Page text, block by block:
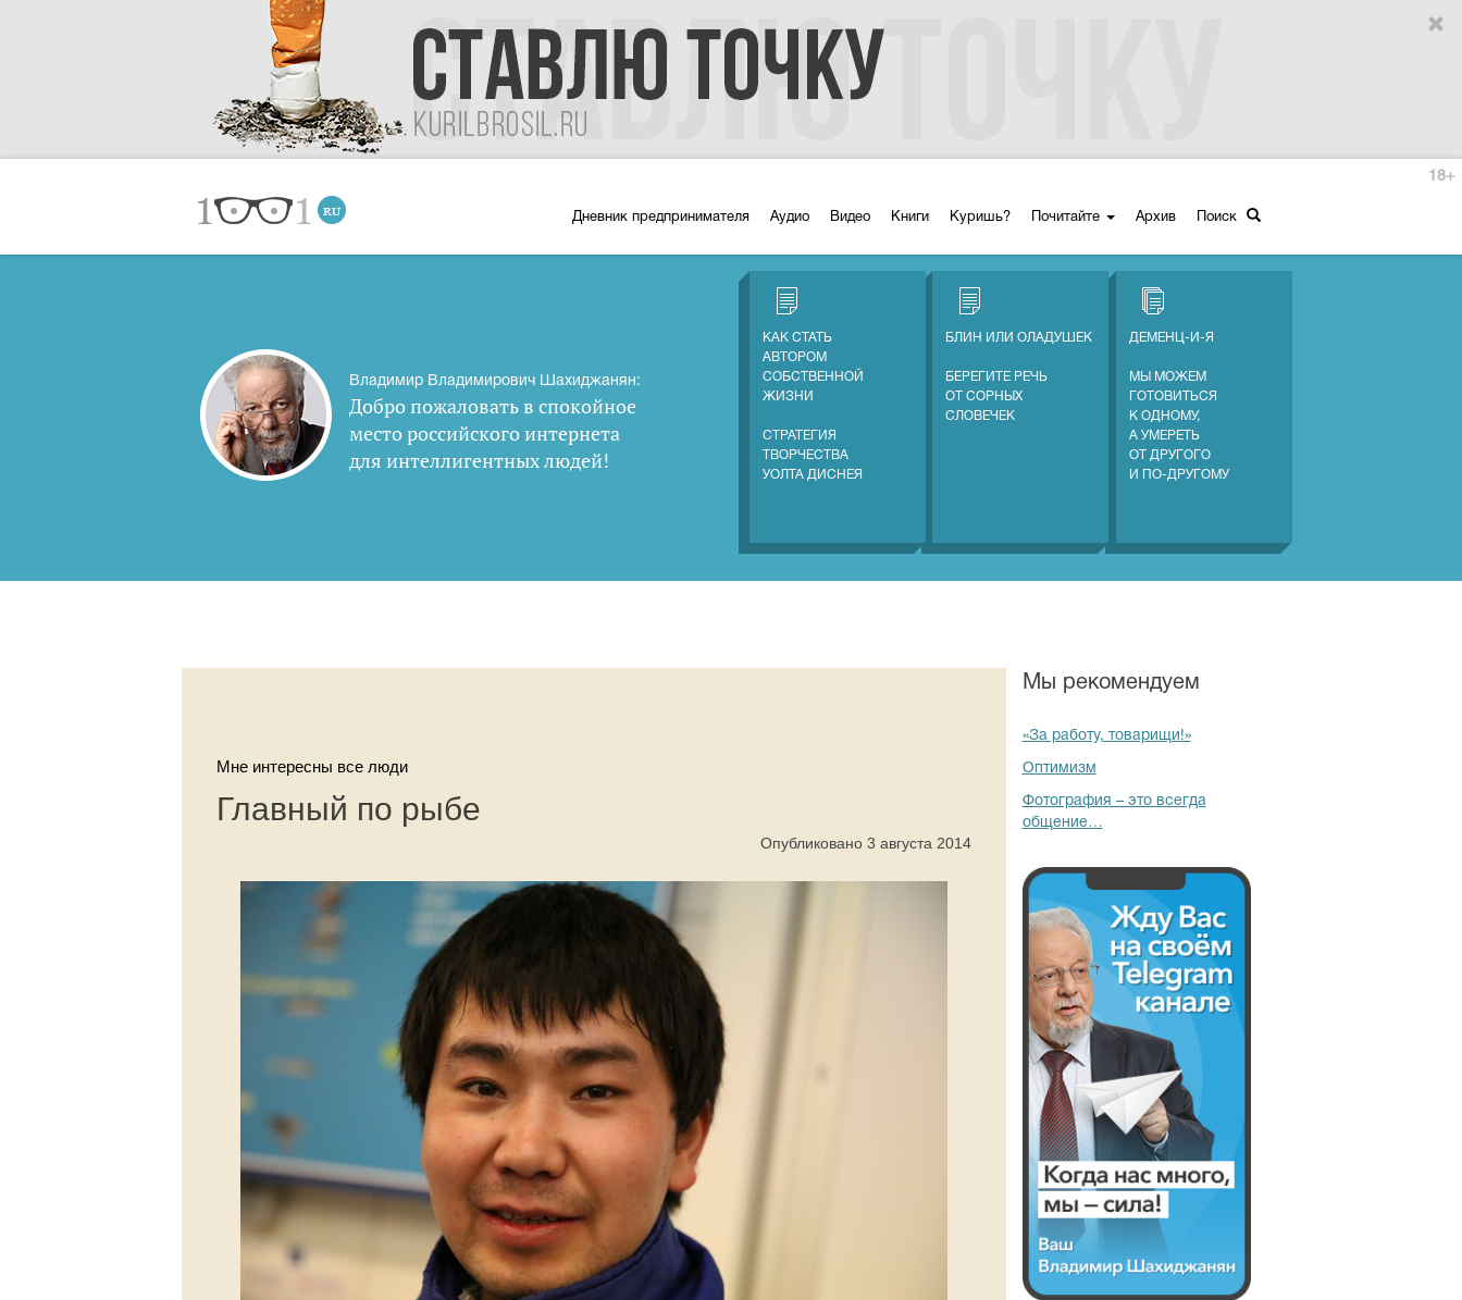
Дневник предпринимателя Аудио Видео Книги Куришь? Почитайте Архив Поиск
18+
Владимир Владимирович Шахиджанян:
Добро пожаловать в спокойное
место российского интернета
для интеллигентных людей!
КАК СТАТЬ
АВТОРОМ
СОБСТВЕННОЙ
ЖИЗНИ
СТРАТЕГИЯ
ТВОРЧЕСТВА
УОЛТА ДИСНЕЯ
БЛИН ИЛИ ОЛАДУШЕК
БЕРЕГИТЕ РЕЧЬ
ОТ СОРНЫХ
СЛОВЕЧЕК
ДЕМЕНЦ-И-Я
МЫ МОЖЕМ
ГОТОВИТЬСЯ
К ОДНОМУ,
А УМЕРЕТЬ
ОТ ДРУГОГО
И ПО-ДРУГОМУ
Мне интересны все люди
Главный по рыбе
Опубликовано 3 августа 2014
Мы рекомендуем
«За работу, товарищи!»
Оптимизм
Фотография – это всегда
общение…